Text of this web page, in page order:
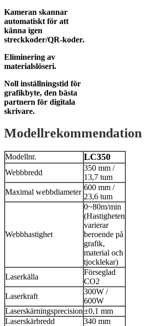
Kameran skannar
automatiskt för att
känna igen
streckkoder/QR-koder.
Eliminering av
materialslöseri.
Noll inställningstid för
grafikbyte, den bästa
partnern för digitala
skrivare.
Modellrekommendation
Modellnr. LC350
Webbbredd
350 mm /
13,7 tum
Maximal webbdiameter
600 mm /
23,6 tum
Webbhastighet
0~80m/min
(Hastigheten
varierar
beroende på
grafik,
material och
tjocklekar)
Laserkälla
Förseglad
CO2
Laserkraft
300W /
600W
Laserskärningsprecision±0,1 mm
Laserskärbredd
340 mm